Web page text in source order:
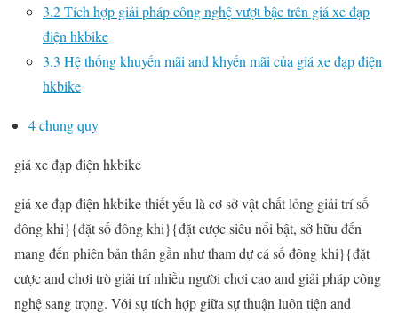
3.2Tích hợp giải pháp công nghệ vượt bậc trên giá xe đạp
điện hkbike
3.3 Hệ thống khuyến mãi and khyến mãi của giá xe đạp điện
hkbike
4chung quy
giá xe đạp điện hkbike
giá xe đạp điện hkbike thiết yếu là cơ sở vật chất lỏng giải trí số
đông khi}{đặt số đông khi}{đặt cược siêu nổi bật, sở hữu đến
mang đến phiên bản thân gần như tham dự cá số đông khi}{đặt
cược and chơi trò giải trí nhiều người chơi cao and giải pháp công
nghệ sang trọng. Với sự tích hợp giữa sự thuận luôn tiện and